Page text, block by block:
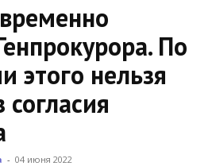
По
этого нельзя
согласия
- 04 июня 2022